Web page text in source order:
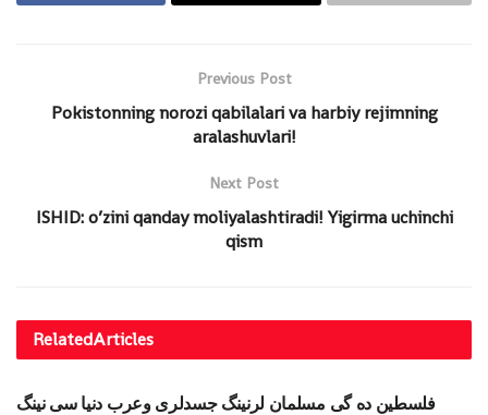
Previous Post
Pokistonning norozi qabilalari va harbiy rejimning
aralashuvlari!
Next Post
ISHID: o’zini qanday moliyalashtiradi! Yigirma uchinchi
qism
RelatedArticles
MAQOLALAR
فلسطین ده گی مسلمان لرنینگ جسدلری وعرب دنیا سی نینگ